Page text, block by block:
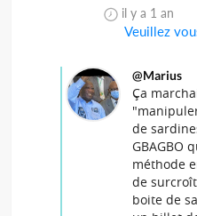
il y a 1 an
Veuillez
@Marius
Ça
de
GBAGBO
méthode
de
boite de